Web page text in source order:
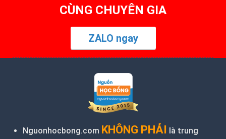
CÙNG CHUYÊN GIA
ZALO ngay
Nguonhocbong.com KHÔNG PHẢI là trung